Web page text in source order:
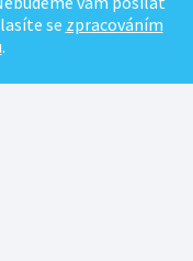
se zpracováním
.